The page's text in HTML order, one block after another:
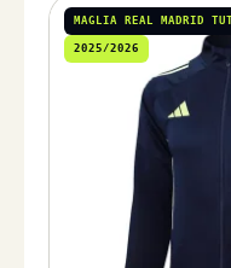
MAGLIA REAL MADRID
2025/2026